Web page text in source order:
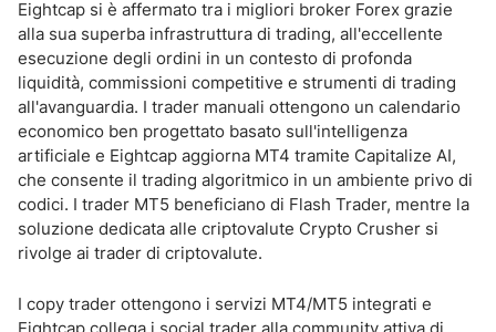
Eightcap si è affermato tra i migliori broker Forex grazie
alla sua superba infrastruttura di trading, all'eccellente
esecuzione degli ordini in un contesto di profonda
liquidità, commissioni competitive e strumenti di trading
all'avanguardia. I trader manuali ottengono un calendario
economico ben progettato basato sull'intelligenza
artificiale e Eightcap aggiorna MT4 tramite Capitalize AI,
che consente il trading algoritmico in un ambiente privo di
codici. I trader MT5 beneficiano di Flash Trader, mentre la
soluzione dedicata alle criptovalute Crypto Crusher si
rivolge ai trader di criptovalute.
I copy trader ottengono i servizi MT4/MT5 integrati e